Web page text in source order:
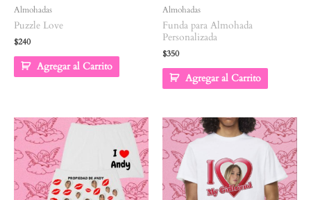
Almohadas
Puzzle Love
$240
Agregar al Carrito
Almohadas
Funda para Almohada
Personalizada
$350
Agregar al Carrito